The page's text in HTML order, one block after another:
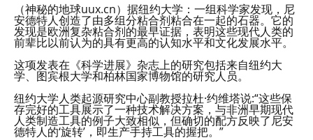
（神秘的地球uux.cn）据纽约大学：一组科学家发现，尼
安德特人创造了由多组分粘合剂粘合在一起的石器。它的
发现是欧洲复杂粘合剂的最早证据，表明这些现代人类的
前辈比以前认为的具有更高的认知水平和文化发展水平。
这项发表在《科学进展》杂志上的研究包括来自纽约大
学、图宾根大学和柏林国家博物馆的研究人员。
纽约大学人类起源研究中心副教授拉杜·约维塔说:“这些保
存完好的工具展示了一种技术解决方案，与非洲早期现代
人类制造工具的例子大致相似，但确切的配方反映了尼安
德特人的‘旋转’，即生产手持工具的握把。”